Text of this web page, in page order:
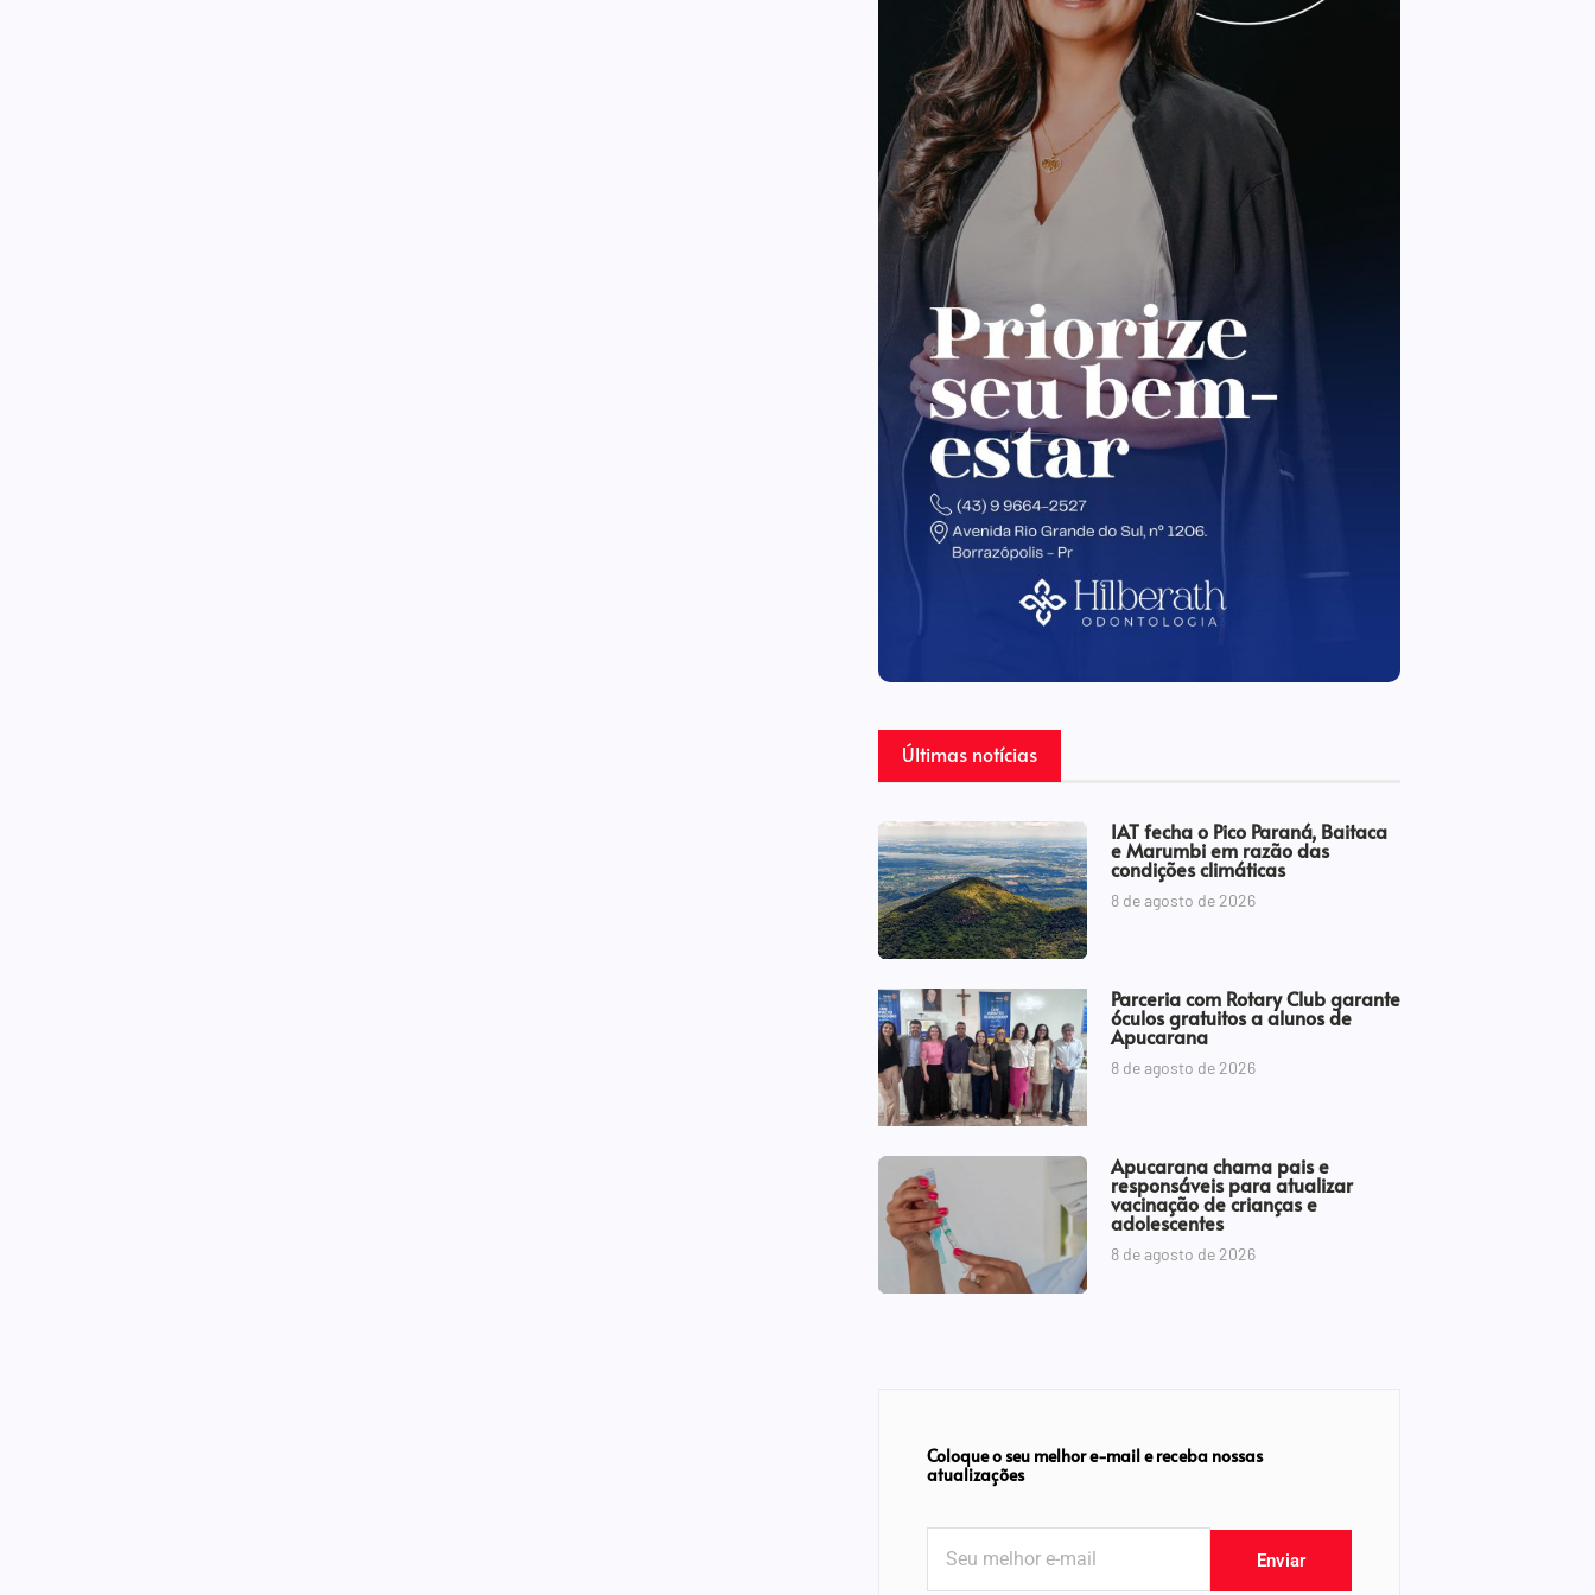
Últimas notícias
IAT fecha o Pico Paraná, Baitaca
e Marumbi em razão das
condições climáticas
8 de agosto de 2026
Parceria com Rotary Club garante
óculos gratuitos a alunos de
Apucarana
8 de agosto de 2026
Apucarana chama pais e
responsáveis para atualizar
vacinação de crianças e
adolescentes
8 de agosto de 2026
Coloque o seu melhor e-mail e receba nossas
atualizações
Enviar